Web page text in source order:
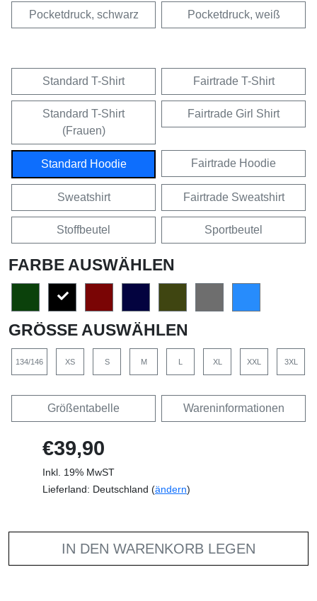
Pocketdruck, schwarz Pocketdruck, weiß
Standard T-Shirt Fairtrade T-Shirt
Standard T-Shirt
(Frauen)
Fairtrade Girl Shirt
Standard Hoodie Fairtrade Hoodie
Sweatshirt Fairtrade Sweatshirt
Stoffbeutel Sportbeutel
FARBE AUSWÄHLEN
GRÖSSE AUSWÄHLEN
134/146 XS S M L XL XXL 3XL
Größentabelle Wareninformationen
€39,90
Inkl. 19% MwST
Lieferland: Deutschland (ändern)
IN DEN WARENKORB LEGEN